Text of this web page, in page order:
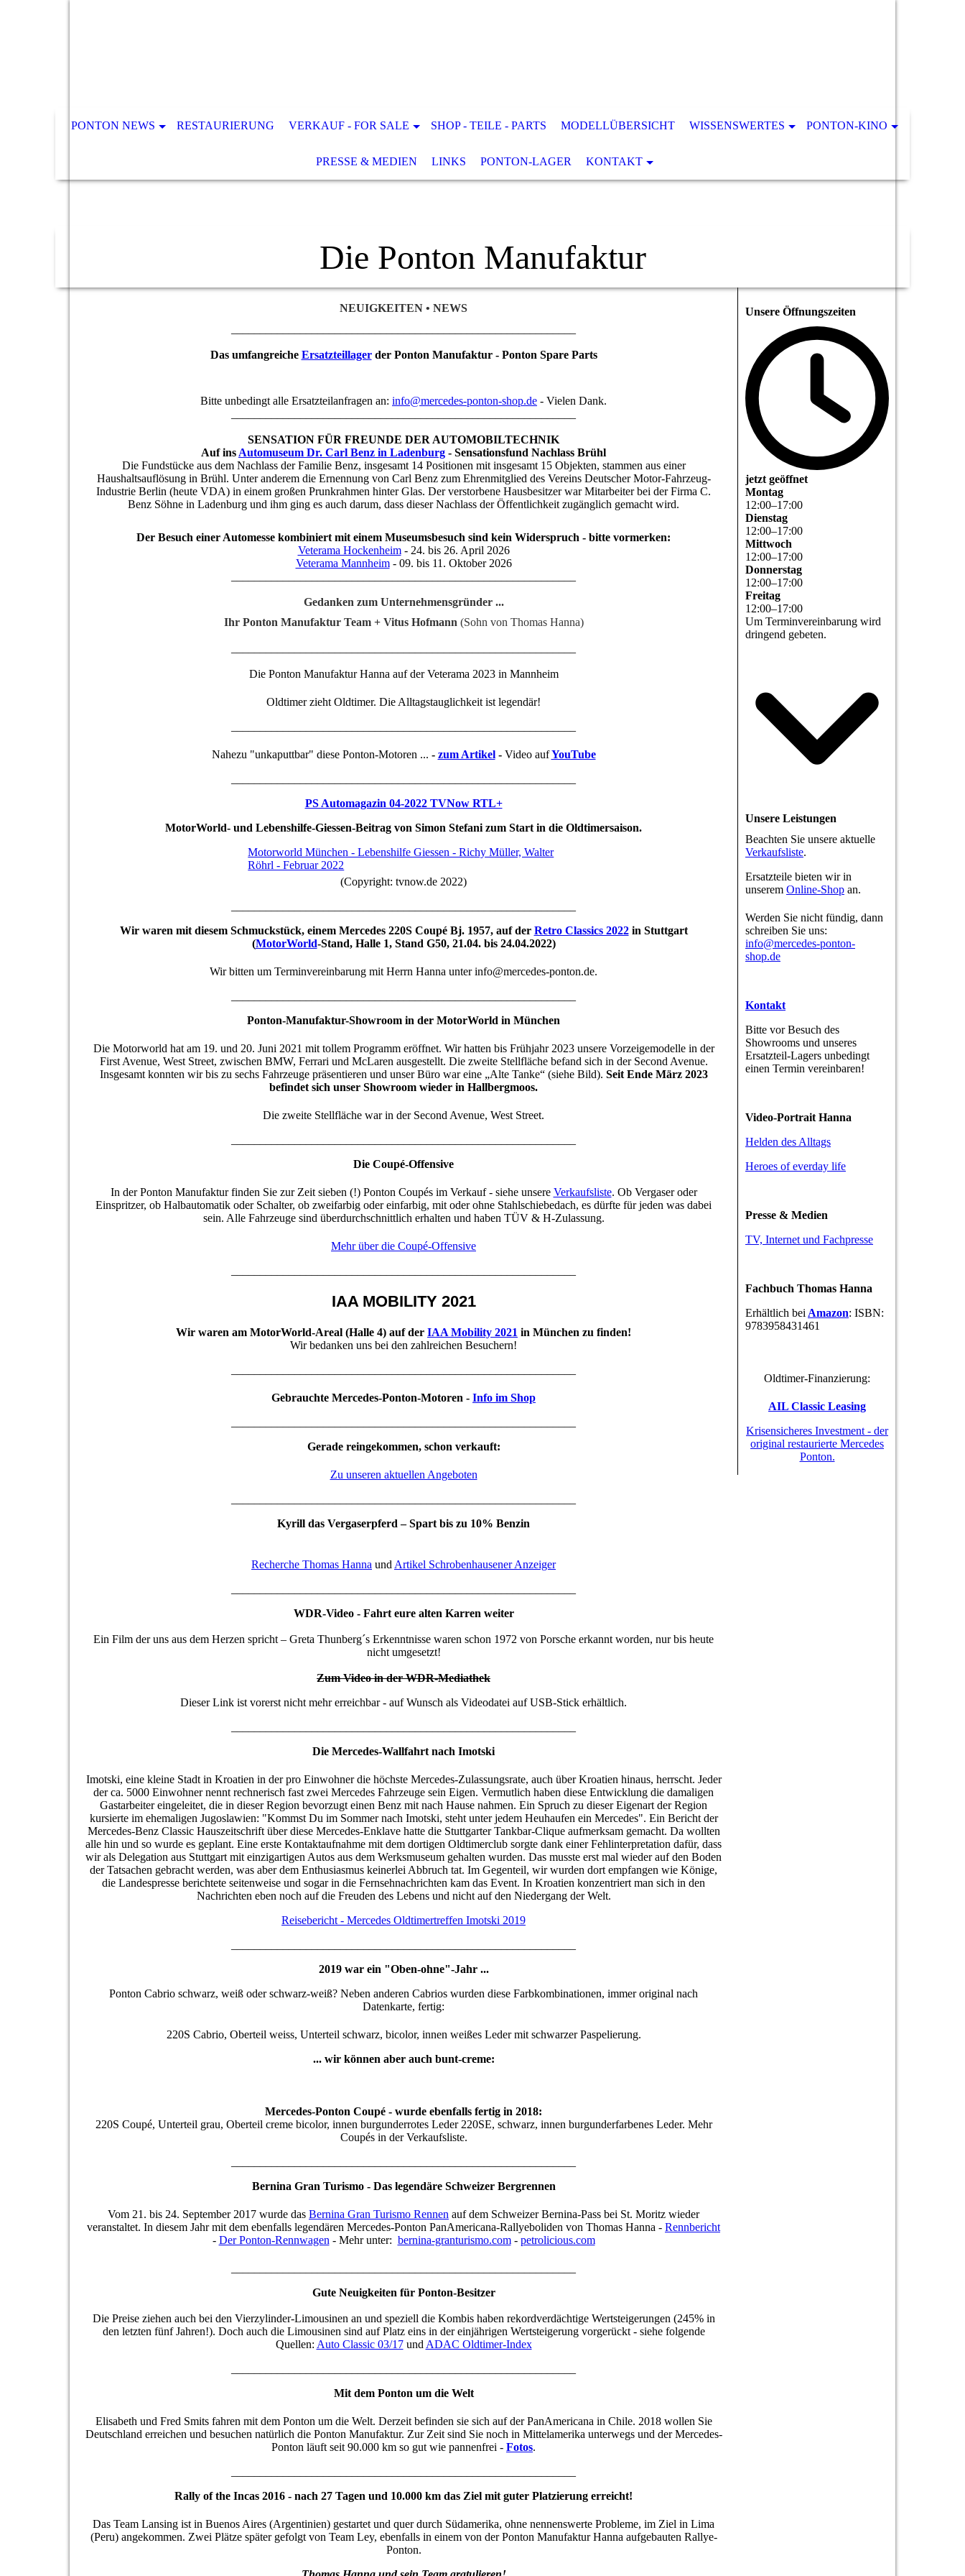
PONTON NEWS RESTAURIERUNG VERKAUF - FOR SALE SHOP - TEILE - PARTS MODELLÜBERSICHT WISSENSWERTES PONTON-KINO
PRESSE & MEDIEN LINKS PONTON-LAGER KONTAKT
Die Ponton Manufaktur
NEUIGKEITEN • NEWS
Das umfangreiche Ersatzteillagerder Ponton Manufaktur - Ponton Spare Parts
Bitte unbedingt alle Ersatzteilanfragen an: info@mercedes-ponton-shop.de - Vielen Dank.
SENSATION FÜR FREUNDE DER AUTOMOBILTECHNIK
Auf ins Automuseum Dr. Carl Benz in Ladenburg - Sensationsfund Nachlass Brühl
Die Fundstücke aus dem Nachlass der Familie Benz, insgesamt 14 Positionen mit insgesamt 15 Objekten, stammen aus einer
Haushaltsauflösung in Brühl. Unter anderem die Ernennung von Carl Benz zum Ehrenmitglied des Vereins Deutscher Motor-Fahrzeug-
Industrie Berlin (heute VDA) in einem großen Prunkrahmen hinter Glas. Der verstorbene Hausbesitzer war Mitarbeiter bei der Firma C.
Benz Söhne in Ladenburg und ihm ging es auch darum, dass dieser Nachlass der Öffentlichkeit zugänglich gemacht wird.
Der Besuch einer Automesse kombiniert mit einem Museumsbesuch sind kein Widerspruch - bitte vormerken:
Veterama Hockenheim- 24. bis 26. April 2026
Veterama Mannheim- 09. bis 11. Oktober 2026
Gedanken zum Unternehmensgründer ...
Ihr Ponton Manufaktur Team + Vitus Hofmann (Sohn von Thomas Hanna)
Die Ponton Manufaktur Hanna auf der Veterama 2023 in Mannheim
Oldtimer zieht Oldtimer. Die Alltagstauglichkeit ist legendär!
Nahezu "unkaputtbar" diese Ponton-Motoren ... - zum Artikel- Video auf YouTube
PS Automagazin 04-2022 TVNow RTL+
MotorWorld- und Lebenshilfe-Giessen-Beitrag von Simon Stefani zum Start in die Oldtimersaison.
Motorworld München - Lebenshilfe Giessen - Richy Müller, Walter
Röhrl - Februar 2022
(Copyright: tvnow.de 2022)
Wir waren mit diesem Schmuckstück, einem Mercedes 220S Coupé Bj. 1957, auf der Retro Classics 2022in Stuttgart
(MotorWorld-Stand, Halle 1, Stand G50, 21.04. bis 24.04.2022)
Wir bitten um Terminvereinbarung mit Herrn Hanna unter info@mercedes-ponton.de.
Ponton-Manufaktur-Showroom in der MotorWorld in München
Die Motorworld hat am 19. und 20. Juni 2021 mit tollem Programm eröffnet. Wir hatten bis Frühjahr 2023 unsere Vorzeigemodelle in der
First Avenue, West Street, zwischen BMW, Ferrari und McLaren ausgestellt. Die zweite Stellfläche befand sich in der Second Avenue.
Insgesamt konnten wir bis zu sechs Fahrzeuge präsentieren und unser Büro war eine „Alte Tanke“ (siehe Bild). Seit Ende März 2023
befindet sich unser Showroom wieder in Hallbergmoos.
Die zweite Stellfläche war in der Second Avenue, West Street.
Die Coupé-Offensive
In der Ponton Manufaktur finden Sie zur Zeit sieben (!) Ponton Coupés im Verkauf - siehe unsere Verkaufsliste. Ob Vergaser oder
Einspritzer, ob Halbautomatik oder Schalter, ob zweifarbig oder einfarbig, mit oder ohne Stahlschiebedach, es dürfte für jeden was dabei
sein. Alle Fahrzeuge sind überdurchschnittlich erhalten und haben TÜV & H-Zulassung.
Mehr über die Coupé-Offensive
IAA MOBILITY 2021
Wir waren am MotorWorld-Areal (Halle 4) auf der IAA Mobility 2021 in München zu finden!
Wir bedanken uns bei den zahlreichen Besuchern!
Gebrauchte Mercedes-Ponton-Motoren - Info im Shop
Gerade reingekommen, schon verkauft:
Zu unseren aktuellen Angeboten
Kyrill das Vergaserpferd – Spart bis zu 10% Benzin
Recherche Thomas Hanna und Artikel Schrobenhausener Anzeiger
WDR-Video - Fahrt eure alten Karren weiter
Ein Film der uns aus dem Herzen spricht – Greta Thunberg´s Erkenntnisse waren schon 1972 von Porsche erkannt worden, nur bis heute
nicht umgesetzt!
Zum Video in der WDR-Mediathek
Dieser Link ist vorerst nicht mehr erreichbar - auf Wunsch als Videodatei auf USB-Stick erhältlich.
Die Mercedes-Wallfahrt nach Imotski
Imotski, eine kleine Stadt in Kroatien in der pro Einwohner die höchste Mercedes-Zulassungsrate, auch über Kroatien hinaus, herrscht. Jeder
der ca. 5000 Einwohner nennt rechnerisch fast zwei Mercedes Fahrzeuge sein Eigen. Vermutlich haben diese Entwicklung die damaligen
Gastarbeiter eingeleitet, die in dieser Region bevorzugt einen Benz mit nach Hause nahmen. Ein Spruch zu dieser Eigenart der Region
kursierte im ehemaligen Jugoslawien: "Kommst Du im Sommer nach Imotski, steht unter jedem Heuhaufen ein Mercedes". Ein Bericht der
Mercedes-Benz Classic Hauszeitschrift über diese Mercedes-Enklave hatte die Stuttgarter Tankbar-Clique aufmerksam gemacht. Da wollten
alle hin und so wurde es geplant. Eine erste Kontaktaufnahme mit dem dortigen Oldtimerclub sorgte dank einer Fehlinterpretation dafür, dass
wir als Delegation aus Stuttgart mit einzigartigen Autos aus dem Werksmuseum gehalten wurden. Das musste erst mal wieder auf den Boden
der Tatsachen gebracht werden, was aber dem Enthusiasmus keinerlei Abbruch tat. Im Gegenteil, wir wurden dort empfangen wie Könige,
die Landespresse berichtete seitenweise und sogar in die Fernsehnachrichten kam das Event. In Kroatien konzentriert man sich in den
Nachrichten eben noch auf die Freuden des Lebens und nicht auf den Niedergang der Welt.
Reisebericht - Mercedes Oldtimertreffen Imotski 2019
2019 war ein "Oben-ohne"-Jahr ...
Ponton Cabrio schwarz, weiß oder schwarz-weiß? Neben anderen Cabrios wurden diese Farbkombinationen, immer original nach
Datenkarte, fertig:
220S Cabrio, Oberteil weiss, Unterteil schwarz, bicolor, innen weißes Leder mit schwarzer Paspelierung.
... wir können aber auch bunt-creme:
Mercedes-Ponton Coupé - wurde ebenfalls fertig in 2018:
220S Coupé, Unterteil grau, Oberteil creme bicolor, innen burgunderrotes Leder 220SE, schwarz, innen burgunderfarbenes Leder. Mehr
Coupés in der Verkaufsliste.
Bernina Gran Turismo - Das legendäre Schweizer Bergrennen
Vom 21. bis 24. September 2017 wurde das Bernina Gran Turismo Rennen auf dem Schweizer Bernina-Pass bei St. Moritz wieder
veranstaltet. In diesem Jahr mit dem ebenfalls legendären Mercedes-Ponton PanAmericana-Rallyeboliden von Thomas Hanna - Rennbericht
- Der Ponton-Rennwagen - Mehr unter: bernina-granturismo.com- petrolicious.com
Gute Neuigkeiten für Ponton-Besitzer
Die Preise ziehen auch bei den Vierzylinder-Limousinen an und speziell die Kombis haben rekordverdächtige Wertsteigerungen (245% in
den letzten fünf Jahren!). Doch auch die Limousinen sind auf Platz eins in der einjährigen Wertsteigerung vorgerückt - siehe folgende
Quellen: Auto Classic 03/17und ADAC Oldtimer-Index
Mit dem Ponton um die Welt
Elisabeth und Fred Smits fahren mit dem Ponton um die Welt. Derzeit befinden sie sich auf der PanAmericana in Chile. 2018 wollen Sie
Deutschland erreichen und besuchen natürlich die Ponton Manufaktur. Zur Zeit sind Sie noch in Mittelamerika unterwegs und der Mercedes-
Ponton läuft seit 90.000 km so gut wie pannenfrei - Fotos.
Rally of the Incas 2016 - nach 27 Tagen und 10.000 km das Ziel mit guter Platzierung erreicht!
Das Team Lansing ist in Buenos Aires (Argentinien) gestartet und quer durch Südamerika, ohne nennenswerte Probleme, im Ziel in Lima
(Peru) angekommen. Zwei Plätze später gefolgt von Team Ley, ebenfalls in einem von der Ponton Manufaktur Hanna aufgebauten Rallye-
Ponton.
Unsere Öffnungszeiten
jetzt geöffnet
Montag
12:00–17:00
Dienstag
12:00–17:00
Mittwoch
12:00–17:00
Donnerstag
12:00–17:00
Freitag
12:00–17:00
Um Terminvereinbarung wird
dringend gebeten.
Unsere Leistungen
Beachten Sie unsere aktuelle
Verkaufsliste.
Ersatzteile bieten wir in
unserem Online-Shop an.
Werden Sie nicht fündig, dann
schreiben Sie uns:
info@mercedes-ponton-
shop.de
Kontakt
Bitte vor Besuch des
Showrooms und unseres
Ersatzteil-Lagers unbedingt
einen Termin vereinbaren!
Video-Portrait Hanna
Helden des Alltags
Heroes of everday life
Presse & Medien
TV, Internet und Fachpresse
Fachbuch Thomas Hanna
Erhältlich bei Amazon: ISBN:
9783958431461
Oldtimer-Finanzierung:
AIL Classic Leasing
Krisensicheres Investment - der
original restaurierte Mercedes
Ponton.